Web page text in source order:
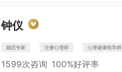
钟仪
婚恋专家 注册心理师 心理健康指导师
1599次咨询 100%好评率